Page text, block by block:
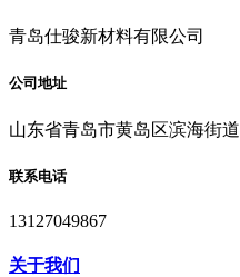
青岛仕骏新材料有限公司
公司地址
山东省青岛市黄岛区滨海街道
联系电话
13127049867
关于我们